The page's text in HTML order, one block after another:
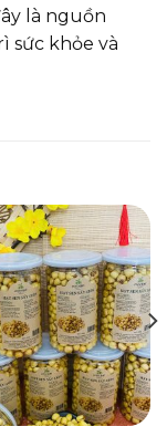
là nguồn
sức khỏe và